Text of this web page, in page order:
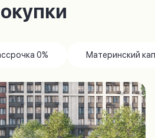
0% Материнский